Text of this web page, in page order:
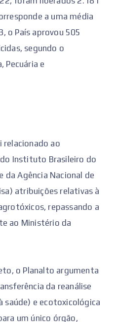
a uma média
o País aprovou 505
segundo o
Pecuária e
relacionado ao
Instituto Brasileiro do
da Agência Nacional de
atribuições relativas à
repassando a
ao Ministério da
o Planalto argumenta
da reanálise
saúde) e ecotoxicológica
um único órgão,